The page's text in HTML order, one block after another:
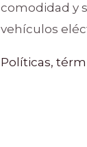
comodidad y
vehículos
Políticas,